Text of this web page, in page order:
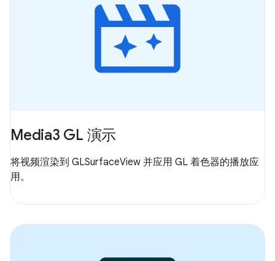
Media3 GL 演示
将视频渲染到 GLSurfaceView 并应用 GL 着色器的播放应
用。